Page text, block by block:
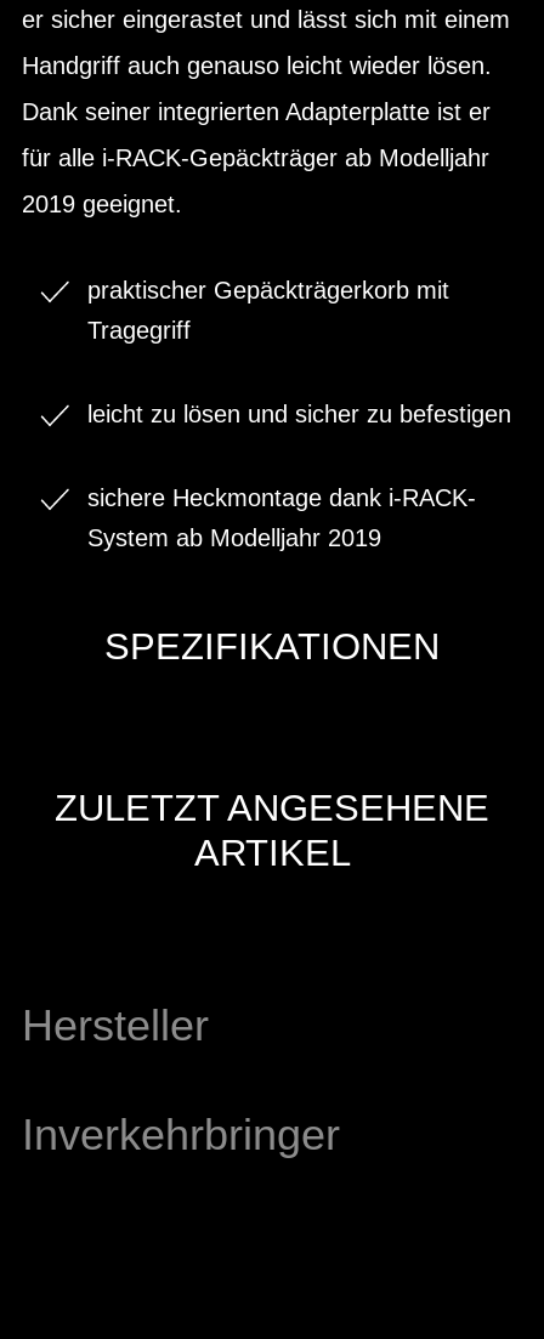
er sicher eingerastet und lässt sich mit einem
Handgriff auch genauso leicht wieder lösen.
Dank seiner integrierten Adapterplatte ist er
für alle i-RACK-Gepäckträger ab Modelljahr
2019 geeignet.
praktischer Gepäckträgerkorb mit
Tragegriff
leicht zu lösen und sicher zu befestigen
sichere Heckmontage dank i-RACK-
System ab Modelljahr 2019
SPEZIFIKATIONEN
ZULETZT ANGESEHENE
ARTIKEL
Hersteller
Inverkehrbringer